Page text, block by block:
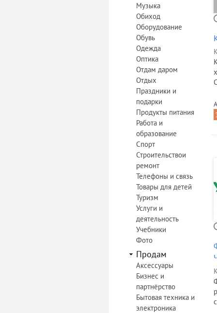
Музыка
Обиход
Оборудование
Обувь
Одежда
Оптика
Отдам даром
Отдых
Праздники и
подарки
Продукты питания
Работа и
образование
Спорт
Строительствои
ремонт
Телефоны и связь
Товары для детей
Туризм
Услуги и
деятельность
Учебники
Фото
Продам
Аксессуары
Бизнес и
партнёрство
Бытовая техника и
электроника